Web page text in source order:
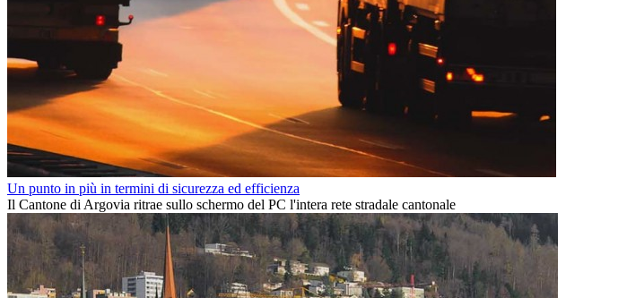
Un punto in più in termini di sicurezza ed efficienza
Il Cantone di Argovia ritrae sullo schermo del PC l'intera rete stradale cantonale